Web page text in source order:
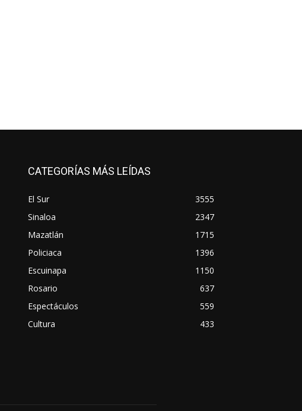
CATEGORÍAS MÁS LEÍDAS
El Sur
3555
Sinaloa
2347
Mazatlán
1715
Policiaca
1396
Escuinapa
1150
Rosario
637
Espectáculos
559
Cultura
433